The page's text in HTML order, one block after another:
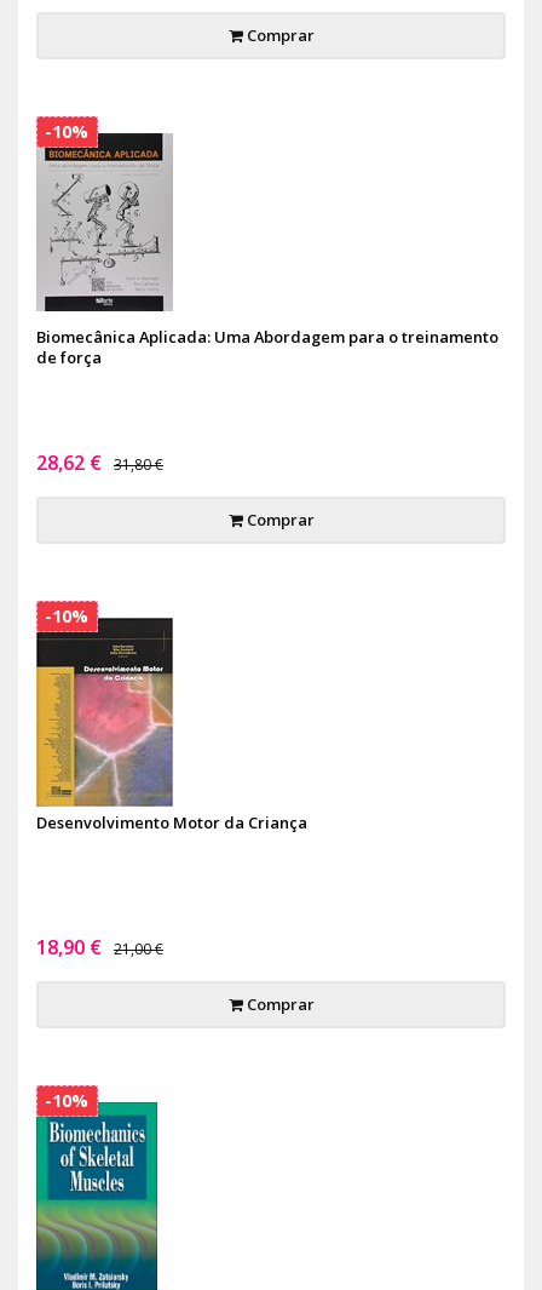
Comprar
Biomecânica Aplicada: Uma Abordagem para o treinamento
de força
28,62 € 31,80 €
Comprar
-10%
Desenvolvimento Motor da Criança
18,90 € 21,00 €
Comprar
-10%
-10%